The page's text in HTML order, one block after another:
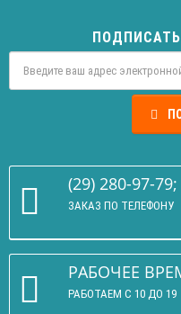
(29) 280-97-
ЗАКАЗ ПО ТЕЛЕФОНУ
РАБОЧЕЕ
РАБОТАЕМ С 10 ДО 19